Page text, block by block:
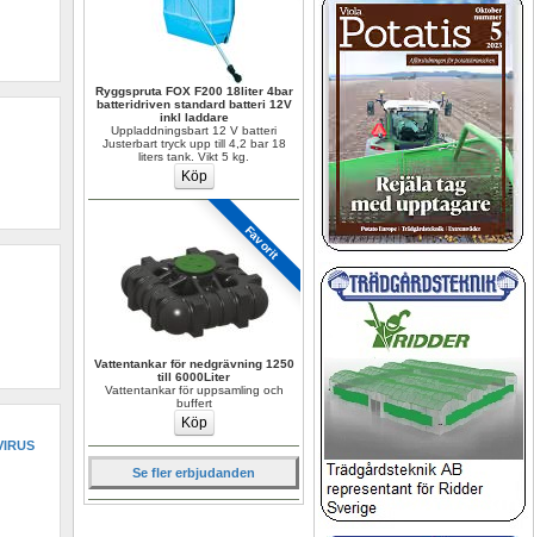
Ryggspruta FOX F200 18liter 4bar
batteridriven standard batteri 12V
inkl laddare
Uppladdningsbart 12 V batteri
Justerbart tryck upp till 4,2 bar 18
liters tank. Vikt 5 kg.
Favorit
Vattentankar för nedgrävning 1250
till 6000Liter
Vattentankar för uppsamling och
buffert
Se fler erbjudanden